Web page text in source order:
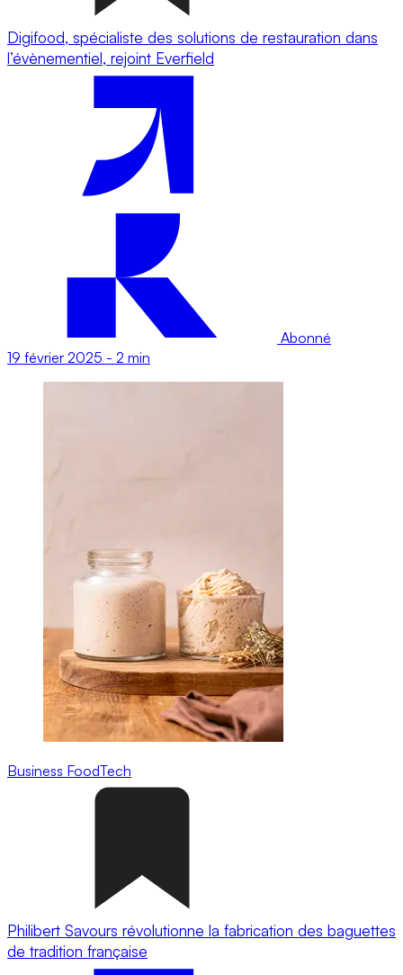
Digifood, spécialiste des solutions de restauration dans
l’évènementiel, rejoint Everfield
Abonné
19 février 2025 - 2 min
Business FoodTech
Philibert Savours révolutionne la fabrication des baguettes
de tradition française